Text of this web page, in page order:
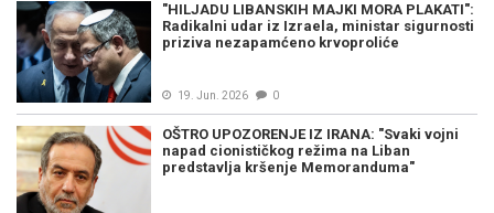
"HILJADU LIBANSKIH MAJKI MORA PLAKATI":
Radikalni udar iz Izraela, ministar sigurnosti
priziva nezapamćeno krvoproliće
19. Jun. 2026 0
OŠTRO UPOZORENJE IZ IRANA: "Svaki vojni
napad cionističkog režima na Liban
predstavlja kršenje Memoranduma"